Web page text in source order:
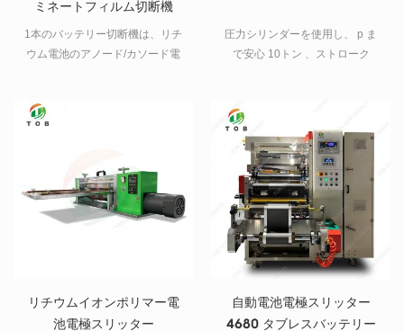
ミネートフィルム切断機
1本のバッテリー切断機は、リチ
ウム電池のアノード/カソード電
されます。 この自動切断機の場
きます。これは、バッテリー生
産ラインに非常に便利な機械で
す。 3この電池切断機は、電極を
圧力シリンダーを使用し、 p ま
で安心 10トン 、ストローク
リチウムイオンポリマー電
池電極スリッター
自動電池電極スリッター
4680 タブレスバッテリー